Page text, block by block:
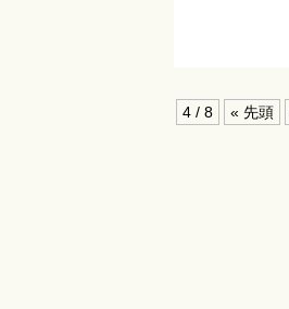
4 / 8 « 先頭